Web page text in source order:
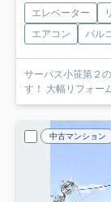
エレベーター
エアコン
バル
サーパス小笹第２
す！ 大幅リフォー
中古マンション